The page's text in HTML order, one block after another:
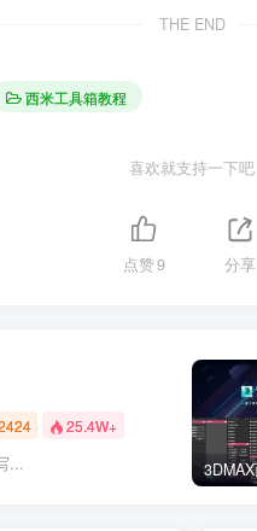
THE END
西米工具箱教程
喜欢就支持一下吧
点赞9 分享
25.4W+
...